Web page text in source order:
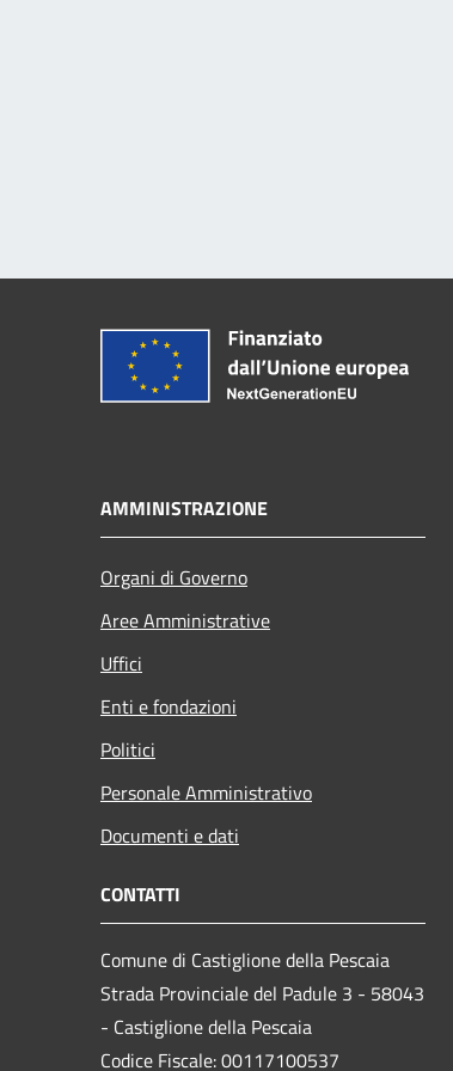
AMMINISTRAZIONE
Organi di Governo
Aree Amministrative
Uffici
Enti e fondazioni
Politici
Personale Amministrativo
Documenti e dati
CONTATTI
Comune di Castiglione della Pescaia
Strada Provinciale del Padule 3 - 58043
- Castiglione della Pescaia
Codice Fiscale: 00117100537